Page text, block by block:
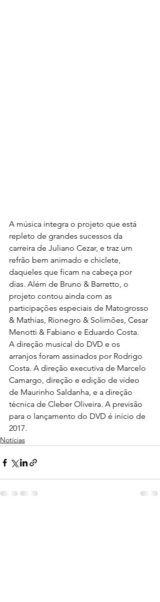
A música integra o projeto que está
repleto de grandes sucessos da
carreira de Juliano Cezar, e traz um
refrão bem animado e chiclete,
daqueles que ficam na cabeça por
dias. Além de Bruno & Barretto, o
projeto contou ainda com as
participações especiais de Matogrosso
& Mathias, Rionegro & Solimões, Cesar
Menotti & Fabiano e Eduardo Costa.
A direção musical do DVD e os
arranjos foram assinados por Rodrigo
Costa. A direção executiva de Marcelo
Camargo, direção e edição de vídeo
de Maurinho Saldanha, e a direção
técnica de Cleber Oliveira. A previsão
para o lançamento do DVD é início de
2017.
Notícias